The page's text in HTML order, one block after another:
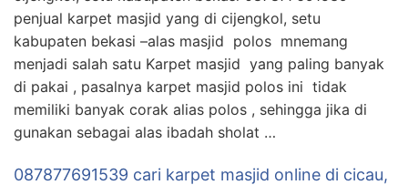
penjual karpet masjid yang di cijengkol, setu
kabupaten bekasi –alas masjid polos mnemang
menjadi salah satu Karpet masjid yang paling banyak
di pakai , pasalnya karpet masjid polos ini tidak
memiliki banyak corak alias polos , sehingga jika di
gunakan sebagai alas ibadah sholat …
087877691539 cari karpet masjid online di cicau,